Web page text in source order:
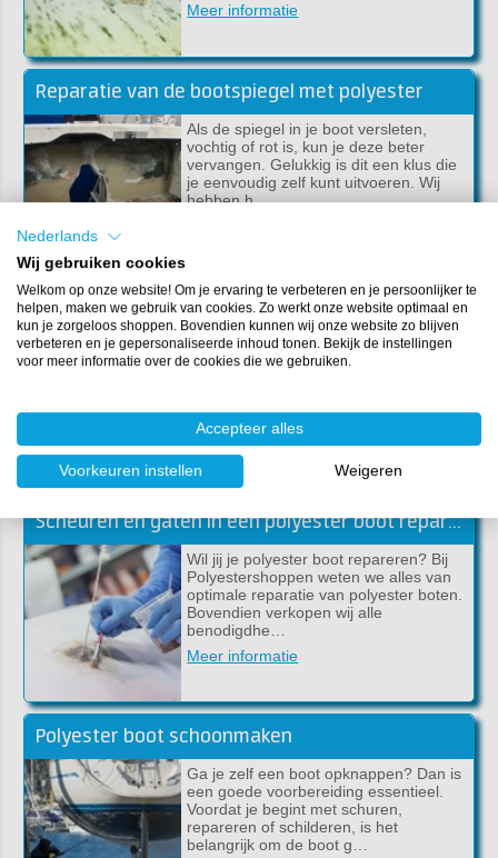
Meer informatie
Reparatie van de bootspiegel met polyester
Als de spiegel in je boot versleten,
vochtig of rot is, kun je deze beter
vervangen. Gelukkig is dit een klus die
je eenvoudig zelf kunt uitvoeren. Wij
hebben h…
Welke bootlak heb je nodig? Het juiste laksysteem voor jouw boot!
Wat is de beste bootlak? Welke bootlak
is geschikt voor mijn boot? Hoe breng
aflakken…
Meer informatie
Scheuren en gaten in een polyester boot repareren
Wil jij je polyester boot repareren? Bij
Polyestershoppen weten we alles van
optimale reparatie van polyester boten.
Bovendien verkopen wij alle
benodigdhe…
Meer informatie
Polyester boot schoonmaken
Ga je zelf een boot opknappen? Dan is
een goede voorbereiding essentieel.
Voordat je begint met schuren,
repareren of schilderen, is het
belangrijk om de boot g…
Nederlands
Wij gebruiken cookies
Welkom op onze website! Om je ervaring te verbeteren en je persoonlijker te
helpen, maken we gebruik van cookies. Zo werkt onze website optimaal en
kun je zorgeloos shoppen. Bovendien kunnen wij onze website zo blijven
verbeteren en je gepersonaliseerde inhoud tonen. Bekijk de instellingen
voor meer informatie over de cookies die we gebruiken.
Accepteer alles
Voorkeuren instellen Weigeren